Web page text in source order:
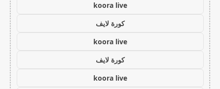
koora live
كورة لايف
koora live
كورة لايف
koora live